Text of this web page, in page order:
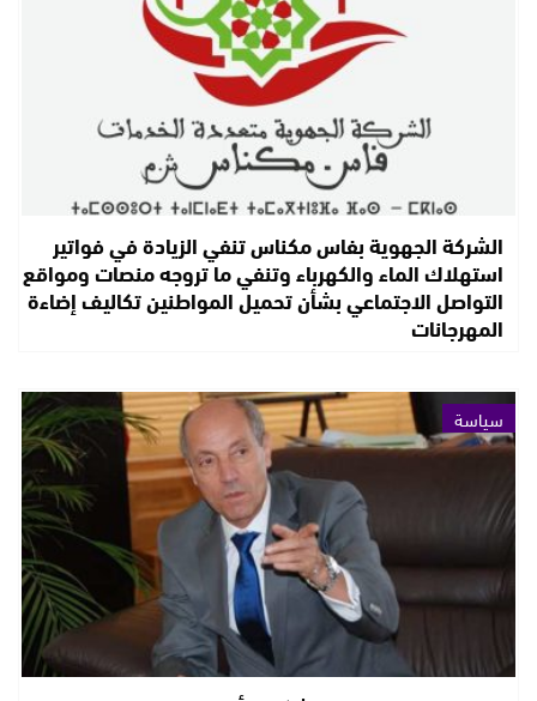
الشركة الجهوية بفاس مكناس تنفي الزيادة في فواتير
استهلاك الماء والكهرباء وتنفي ما تروجه منصات ومواقع
التواصل الاجتماعي بشأن تحميل المواطنين تكاليف إضاءة
المهرجانات
سياسة